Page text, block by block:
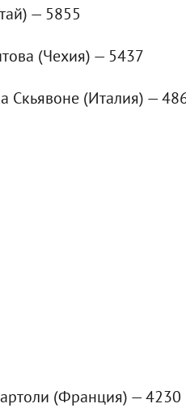
— 5855
(Чехия) — 5437
Скьявоне (Италия) —
(Франция) — 4230